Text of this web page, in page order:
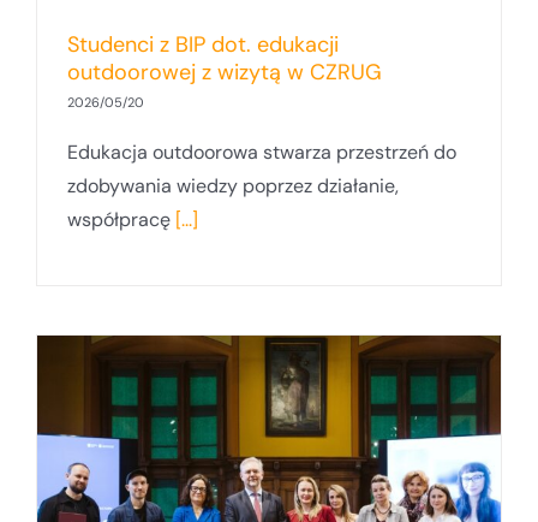
Studenci z BIP dot. edukacji
outdoorowej z wizytą w CZRUG
2026/05/20
Edukacja outdoorowa stwarza przestrzeń do
zdobywania wiedzy poprzez działanie,
współpracę [...]